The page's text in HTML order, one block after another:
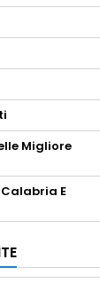
Migliore
E